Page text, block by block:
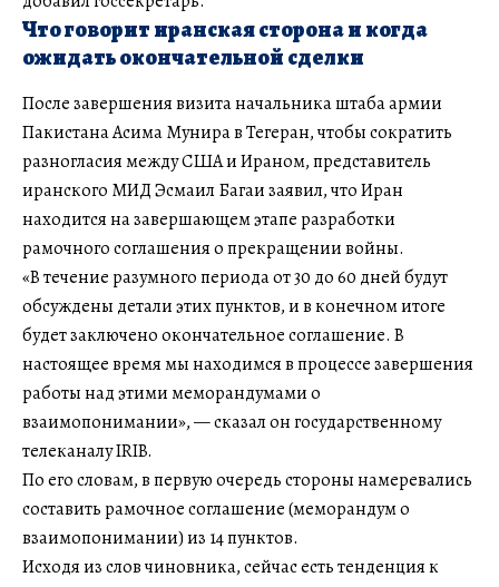
Что говорит иранская сторона и когда
ожидать окончательной сделки
После завершения визита начальника штаба армии
Пакистана Асима Мунира в Тегеран, чтобы сократить
разногласия между США и Ираном, представитель
иранского МИД Эсмаил Багаи заявил, что Иран
находится на завершающем этапе разработки
рамочного соглашения о прекращении войны.
«В течение разумного периода от 30 до 60 дней будут
обсуждены детали этих пунктов, и в конечном итоге
будет заключено окончательное соглашение. В
настоящее время мы находимся в процессе завершения
работы над этими меморандумами о
взаимопонимании», — сказал он государственному
телеканалу IRIB.
По его словам, в первую очередь стороны намеревались
составить рамочное соглашение (меморандум о
взаимопонимании) из 14 пунктов.
Исходя из слов чиновника, сейчас есть тенденция к